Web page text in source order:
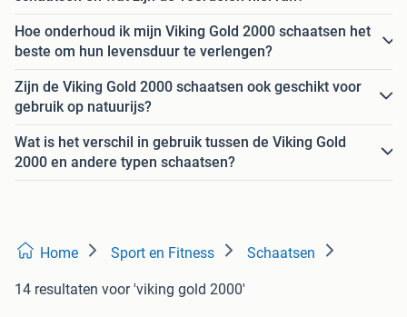
Hoe onderhoud ik mijn Viking Gold 2000 schaatsen het
beste om hun levensduur te verlengen?
Zijn de Viking Gold 2000 schaatsen ook geschikt voor
gebruik op natuurijs?
Wat is het verschil in gebruik tussen de Viking Gold
2000 en andere typen schaatsen?
Home Sport en Fitness Schaatsen
14 resultaten voor 'viking gold 2000'